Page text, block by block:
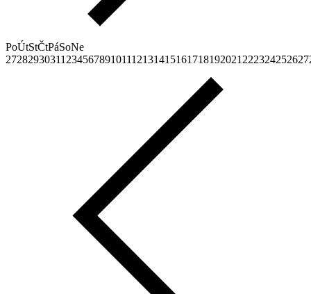
PoÚtStČtPáSoNe
27282930311 23456789101112131415161718192021 222324252627